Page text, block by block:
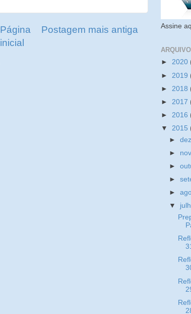
Postagem mais antiga
Página
inicial
Assine
► 2020
► 2019
► 2018
► 2017
► 2016
▼ 2015
►
►
►
►
►
▼